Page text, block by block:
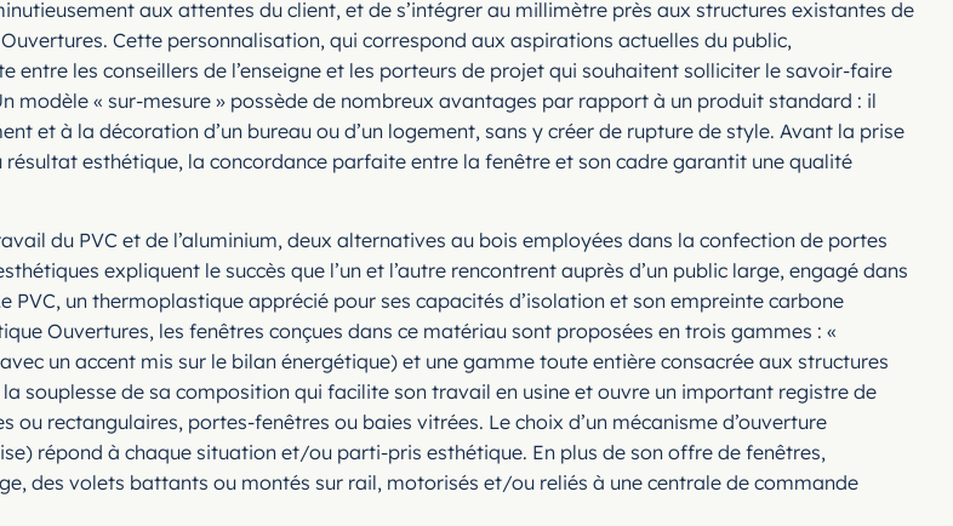
aux attentes du client, et de s’intégrer au millimètre près aux structures existantes de
Cette personnalisation, qui correspond aux aspirations actuelles du public,
les conseillers de l’enseigne et les porteurs de projet qui souhaitent solliciter le savoir-faire
modèle « sur-mesure » possède de nombreux avantages par rapport à un produit standard : il
et à la décoration d’un bureau ou d’un logement, sans y créer de rupture de style. Avant la prise
esthétique, la concordance parfaite entre la fenêtre et son cadre garantit une qualité
du PVC et de l’aluminium, deux alternatives au bois employées dans la confection de portes
expliquent le succès que l’un et l’autre rencontrent auprès d’un public large, engagé dans
un thermoplastique apprécié pour ses capacités d’isolation et son empreinte carbone
Ouvertures, les fenêtres conçues dans ce matériau sont proposées en trois gammes : «
un accent mis sur le bilan énergétique) et une gamme toute entière consacrée aux structures
souplesse de sa composition qui facilite son travail en usine et ouvre un important registre de
rectangulaires, portes-fenêtres ou baies vitrées. Le choix d’un mécanisme d’ouverture
répond à chaque situation et/ou parti-pris esthétique. En plus de son offre de fenêtres,
des volets battants ou montés sur rail, motorisés et/ou reliés à une centrale de commande